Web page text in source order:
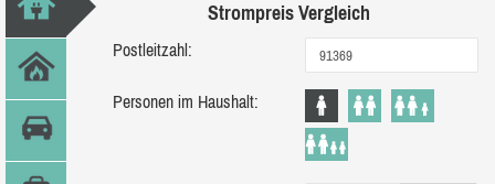
Strompreis Vergleich
Postleitzahl:
Personen im Haushalt: